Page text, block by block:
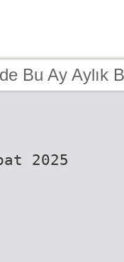
Bu Ay Aylık
2025